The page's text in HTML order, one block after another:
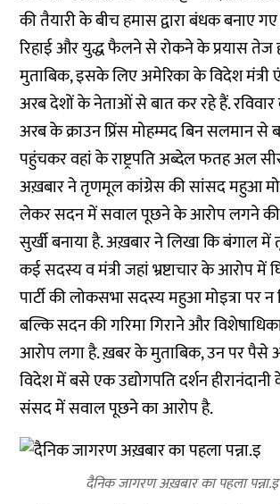
की तैयारी के बीच हमास द्वारा बंधक बनाए
रिहाई और युद्ध फैलने से रोकने के प्रयास
मुताबिक, इसके लिए अमेरिका के विदेश मंत्री
अरब देशों के नेताओं से बात कर रहे हैं.
अरब के क्राउन प्रिंस मोहम्मद बिन सलमान से
पहुंचकर वहां के राष्ट्रपति अब्देल फतह अल
अख़बार ने तृणमूल कांग्रेस की सांसद महुआ
लेकर सदन में सवाल पूछने के आरोप लगने
सुर्खी बनाया है. अख़बार ने लिखा कि बंगाल
कई सदस्य व मंत्री जहां भ्रष्टाचार के आरोप में
पार्टी की लोकसभा सदस्य महुआ मोइत्रा पर न
बल्कि सदन की गरिमा गिराने और
आरोप लगा है. ख़बर के मुताबिक, उन पर
विदेश में बसे एक उद्योगपति दर्शन
संसद में सवाल पूछने का आरोप है.
दैनिक जागरण अख़बार का पहला पन्ना.इ